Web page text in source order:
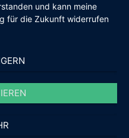
und kann meine
für die Zukunft widerrufen